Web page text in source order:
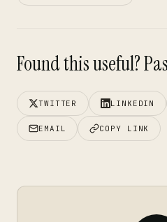
Found this useful?
TWITTER LINKEDIN
EMAIL COPY LINK